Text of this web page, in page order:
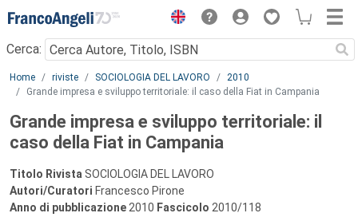
Menu
Cerca:
Main content
Home riviste SOCIOLOGIA DEL LAVORO
2010
Grande impresa e sviluppo territoriale: il caso della Fiat in Campania
Grande impresa e sviluppo territoriale: il
caso della Fiat in Campania
Titolo Rivista SOCIOLOGIA DEL LAVORO
Autori/Curatori Francesco Pirone
Anno di pubblicazione 2010 Fascicolo 2010/118